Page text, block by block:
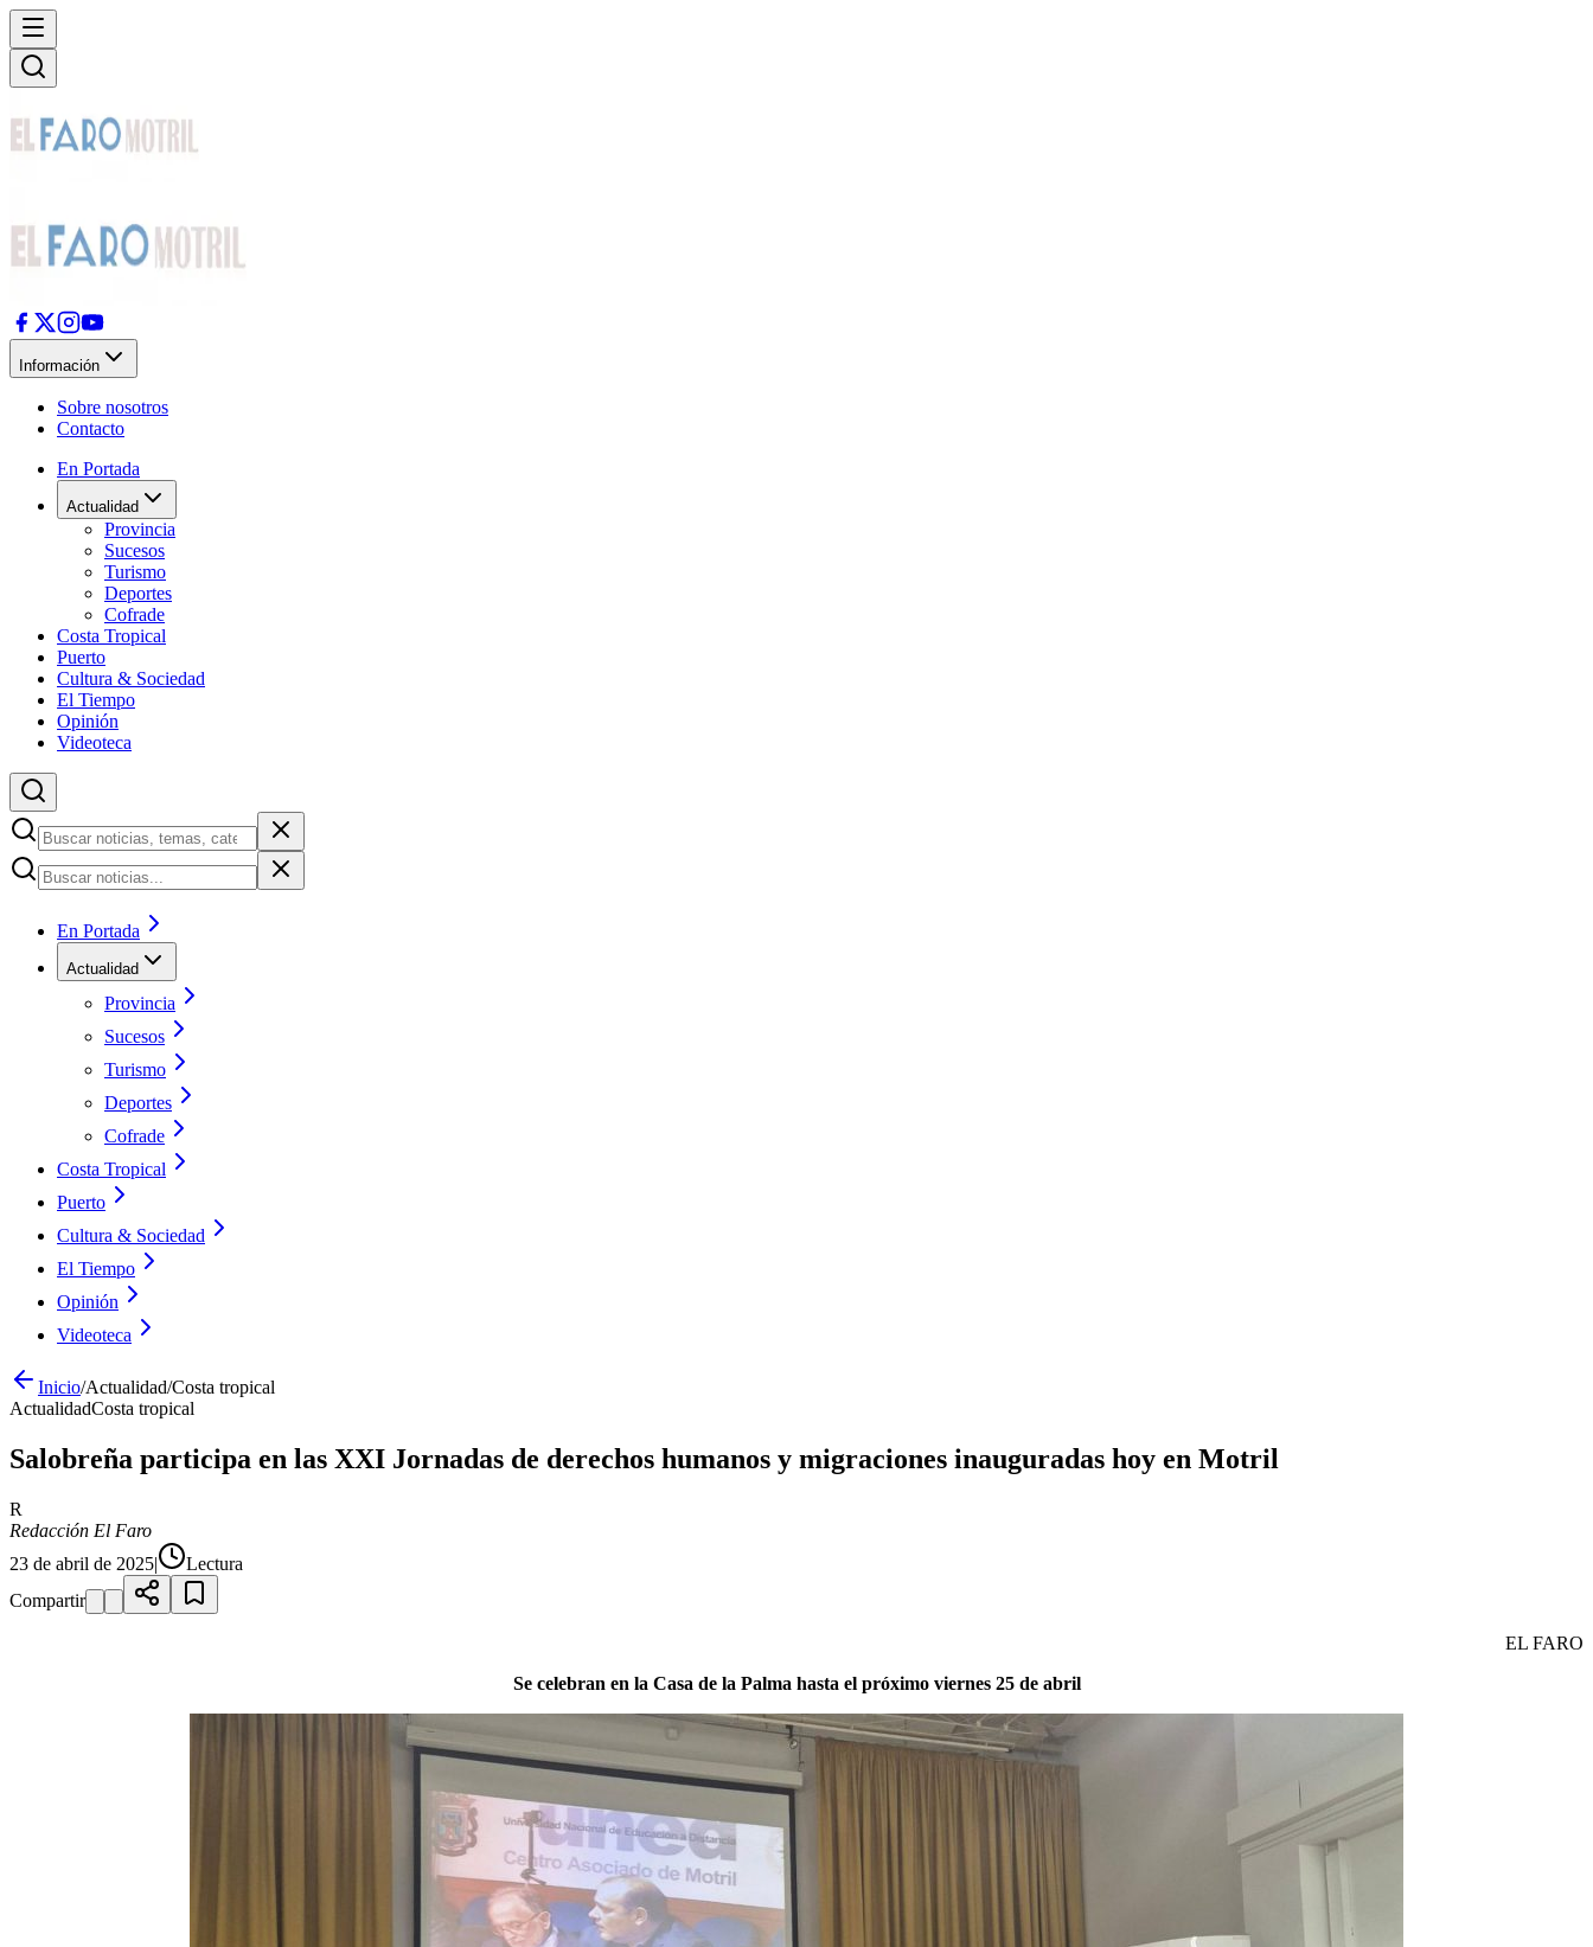
Información
Sobre nosotros
Contacto
En Portada
Actualidad
Provincia
Sucesos
Turismo
Deportes
Cofrade
Costa Tropical
Puerto
Cultura & Sociedad
El Tiempo
Opinión
Videoteca
En Portada
Actualidad
Provincia
Sucesos
Turismo
Deportes
Cofrade
Costa Tropical
Puerto
Cultura & Sociedad
El Tiempo
Opinión
Videoteca
Inicio/Actualidad/Costa tropical
ActualidadCosta tropical
Salobreña participa en las XXI Jornadas de derechos humanos y migraciones inauguradas hoy en Motril
R
Redacción El Faro
23 de abril de 2025|
Lectura
Compartir
EL FARO
Se celebran en la Casa de la Palma hasta el próximo viernes 25 de abril